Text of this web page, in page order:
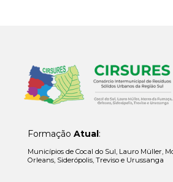
Formação Atual:
Municípios de Cocal do Sul, Lauro Müller,
Orleans, Siderópolis, Treviso e Urussanga